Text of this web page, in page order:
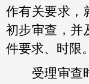
作有关要求，
初步审查，并
件要求、时限。
受理审查